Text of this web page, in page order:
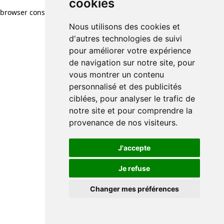
cookies
Nous utilisons des cookies et
d'autres technologies de suivi
pour améliorer votre expérience
de navigation sur notre site, pour
vous montrer un contenu
personnalisé et des publicités
ciblées, pour analyser le trafic de
notre site et pour comprendre la
provenance de nos visiteurs.
J'accepte
Je refuse
Changer mes préférences
cookies
Nous utilisons des cookies et
d'autres technologies de suivi
pour améliorer votre expérience
de navigation sur notre site, pour
vous montrer un contenu
personnalisé et des publicités
ciblées, pour analyser le trafic de
notre site et pour comprendre la
provenance de nos visiteurs.
J'accepte
Je refuse
Changer mes préférences
browser console for more information)